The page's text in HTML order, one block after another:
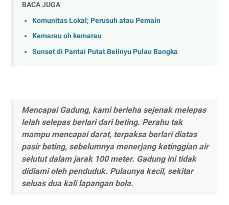
BACA JUGA
Komunitas Lokal; Perusuh atau Pemain
Kemarau oh kemarau
Sunset di Pantai Putat Belinyu Pulau Bangka
Mencapai Gadung, kami berleha sejenak melepas
lelah selepas berlari dari beting. Perahu tak
mampu mencapai darat, terpaksa berlari diatas
pasir beting, sebelumnya menerjang ketinggian air
selutut dalam jarak 100 meter. Gadung ini tidak
didiami oleh penduduk. Pulaunya kecil, sekitar
seluas dua kali lapangan bola.